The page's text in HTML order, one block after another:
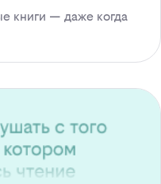
книги — даже когда